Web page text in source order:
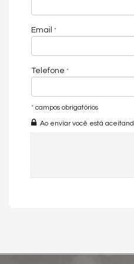
Terreno Rural à Venda – Alegre/
Excelente oportunidade de
Características da Propriedade:
produtiva
Potencial para plantio de até
Região consolidada no setor
Email
Telefone
* campos obrigatórios
Ao enviar você está